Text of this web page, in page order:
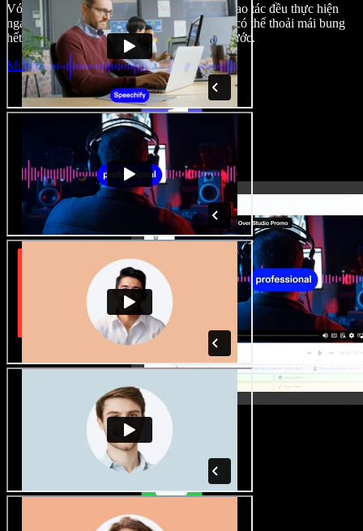
Với giao diện trực quan, dễ làm quen, mọi thao tác đều thực hiện
ngay trên trình duyệt, nhà sáng tạo nội dung có thể thoải mái bung
hết ý tưởng mà không còn bị bó buộc như trước.
Mở Studio